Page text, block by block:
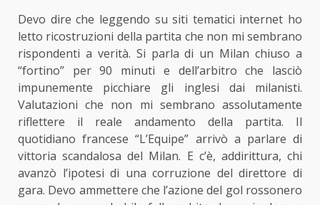
Devo dire che leggendo su siti tematici internet ho
letto ricostruzioni della partita che non mi sembrano
rispondenti a verità. Si parla di un Milan chiuso a
“fortino” per 90 minuti e dell’arbitro che lasciò
impunemente picchiare gli inglesi dai milanisti.
Valutazioni che non mi sembrano assolutamente
riflettere il reale andamento della partita. Il
quotidiano francese “L’Equipe” arrivò a parlare di
vittoria scandalosa del Milan. E c’è, addirittura, chi
avanzò l’ipotesi di una corruzione del direttore di
gara. Devo ammettere che l’azione del gol rossonero